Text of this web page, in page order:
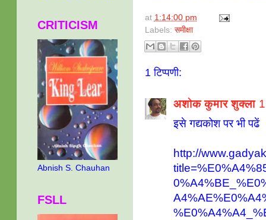
at 1:14:00 pm
Labels: समीक्षा
1 टिप्पणी:
अशोक कुमार शुक्ला
इसे गद्यकोश पर भी पढें
http://
CRITICISM
Abnish S. Chauhan
FSLL